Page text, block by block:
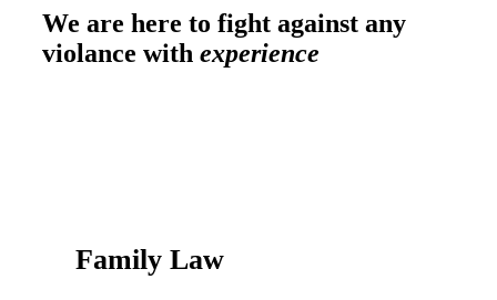
We are here to fight against any
violance with experience
Family Law